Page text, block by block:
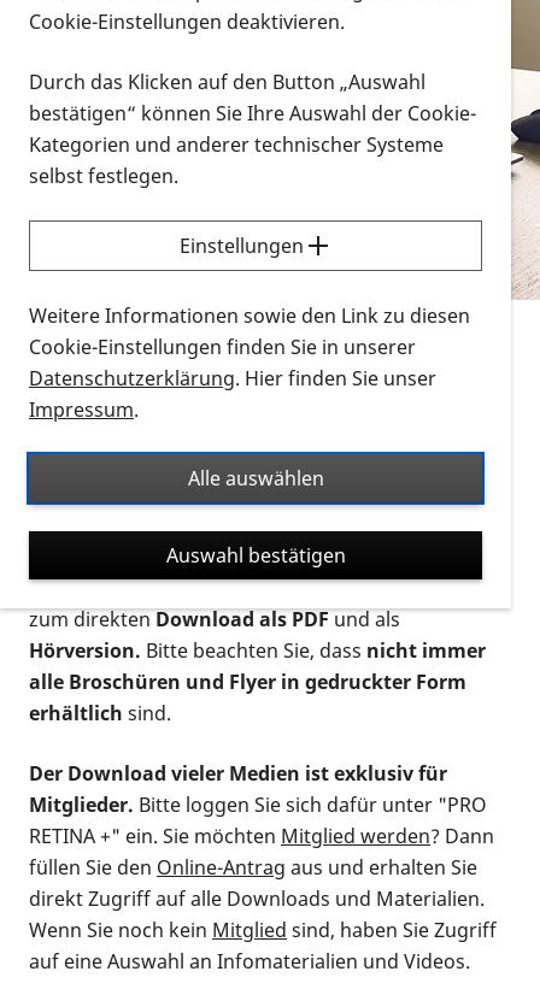
Vorlesen
Alle Infomaterialien in verschiedenen
Formaten an einem Ort
Sie möchten wissen, wie Sie nach Infonmaterial
suchen und dieses bestellen bzw. herunterladen
können? Schauen Sie sich dieErklärvideos zum
Thema Infomaterial auf der PRO RETINA-Website
für blinde und sehbehinderte Menschen an.
Auf dieser Seite finden Sie sämtliches Infomaterial
Ort. Nutzen Sie den Formatfilter, um ausschließlich
nach Flyern und Broschüren, Audios oder Videos zu
suchen. Die meisten Flyer und Broschüren werden in
verschiedenen Formaten angeboten: zur
postalischen Bestellung als gedruckte Variante
zum direktenDownload als PDFund als
Hörversion. Bitte beachten Sie, dass nicht immer
alle Broschüren und Flyer in gedruckter Form
erhältlich sind.
Der Download vieler Medien ist exklusiv für
Mitglieder. Bitte loggen Sie sich dafür unter "PRO
RETINA +" ein. Sie möchten Mitglied werden? Dann
füllen Sie den Online-Antrag aus und erhalten Sie
direkt Zugriff auf alle Downloads und Materialien.
Wenn Sie noch kein Mitglied sind, haben Sie Zugriff
auf eine Auswahl an Infomaterialien und Videos.
Cookie-Einstellungen deaktivieren.
Durch das Klicken auf den Button „Auswahl
bestätigen“ können Sie Ihre Auswahl der Cookie-
Kategorien und anderer technischer Systeme
selbst festlegen.
Einstellungen
Weitere Informationen sowie den Link zu diesen
Cookie-Einstellungen finden Sie in unserer
Datenschutzerklärung. Hier finden Sie unser
Impressum.
Alle auswählen
Auswahl bestätigen